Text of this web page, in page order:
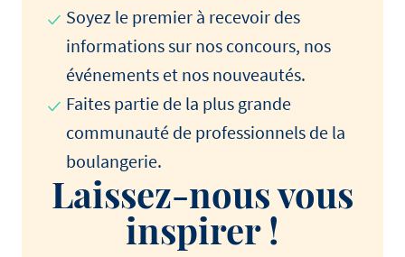
Soyez le premier à recevoir des
informations sur nos concours, nos
événements et nos nouveautés.
Faites partie de la plus grande
communauté de professionnels de la
boulangerie.
Laissez-nous vous
inspirer !